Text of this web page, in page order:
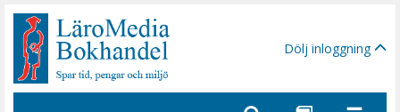
Gå
sidinnehåll
Dölj inloggning